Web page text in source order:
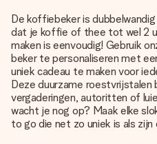
De koffiebeker is
dat je koffie of thee tot wel 2
maken is eenvoudig! Gebruik
beker te personaliseren met
uniek cadeau te maken voor
Deze duurzame
vergaderingen, autoritten of
wacht je nog op? Maak elke
to go die net zo uniek is als zijn